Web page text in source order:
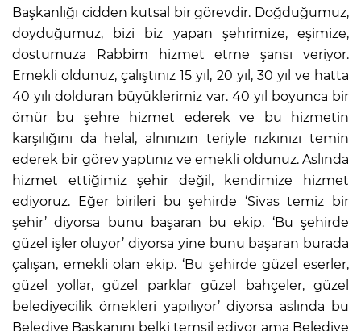
Başkanlığı cidden kutsal bir görevdir. Doğduğumuz,
doyduğumuz, bizi biz yapan şehrimize, eşimize,
dostumuza Rabbim hizmet etme şansı veriyor.
Emekli oldunuz, çalıştınız 15 yıl, 20 yıl, 30 yıl ve hatta
40 yılı dolduran büyüklerimiz var. 40 yıl boyunca bir
ömür bu şehre hizmet ederek ve bu hizmetin
karşılığını da helal, alnınızın teriyle rızkınızı temin
ederek bir görev yaptınız ve emekli oldunuz. Aslında
hizmet ettiğimiz şehir değil, kendimize hizmet
ediyoruz. Eğer birileri bu şehirde ‘Sivas temiz bir
şehir’ diyorsa bunu başaran bu ekip. ‘Bu şehirde
güzel işler oluyor’ diyorsa yine bunu başaran burada
çalışan, emekli olan ekip. ‘Bu şehirde güzel eserler,
güzel yollar, güzel parklar güzel bahçeler, güzel
belediyecilik örnekleri yapılıyor’ diyorsa aslında bu
Belediye Başkanını belki temsil ediyor ama Belediye